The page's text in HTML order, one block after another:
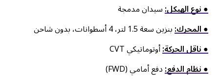
● نوع الهيكل:سيدان مدمجة
● المحرك:بنزين سعة 1.5 لتر، 4 أسطوانات، بدون شاحن
● ناقل الحركة:أوتوماتيكي CVT
● نظام الدفع:دفع أمامي (FWD)